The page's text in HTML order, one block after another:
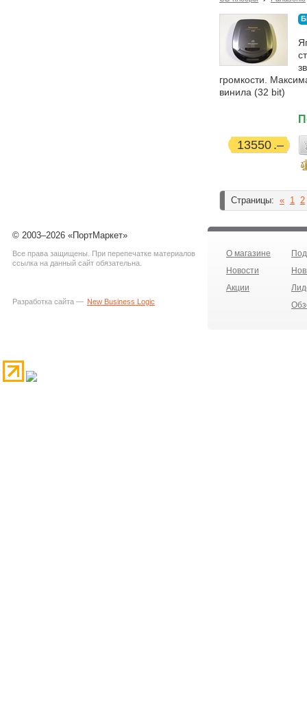
громкости.
винила (32 bit)
13550
Страницы: « 1 2
© 2003–2026 «ПортМаркет»
Все права защищены. При перепечатке материалов
ссылка на данный сайт обязательна.
Разработка сайта — New Business Logic
О магазине
Новости
Акции